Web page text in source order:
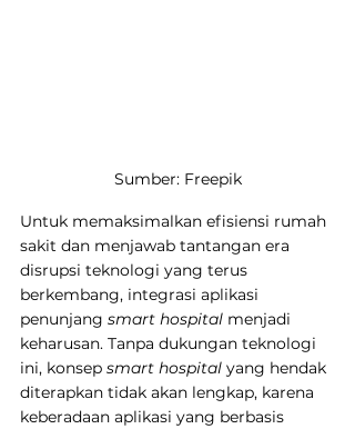
Sumber: Freepik
Untuk memaksimalkan efisiensi rumah
sakit dan menjawab tantangan era
disrupsi teknologi yang terus
berkembang, integrasi aplikasi
penunjang smart hospital menjadi
keharusan. Tanpa dukungan teknologi
ini, konsep smart hospital yang hendak
diterapkan tidak akan lengkap, karena
keberadaan aplikasi yang berbasis